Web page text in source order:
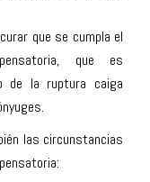
que se cumpla el
que es
de la ruptura caiga
las circunstancias